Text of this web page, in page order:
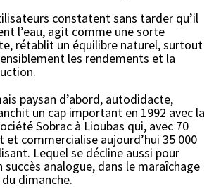
constatent sans tarder qu’il
l’eau, agit comme une sorte
rétablit un équilibre naturel, surtout
les rendements et la
paysan d’abord, autodidacte,
un cap important en 1992 avec la
Sobrac à Lioubas qui, avec 70
et commercialise aujourd’hui 35 000
Lequel se décline aussi pour
succès analogue, dans le maraîchage
dimanche.